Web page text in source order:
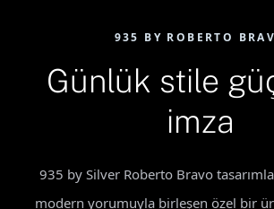
935 BY ROBERTO
Günlük stile
imza
935 by Silver Roberto Bravo
modern yorumuyla birleşen özel bir